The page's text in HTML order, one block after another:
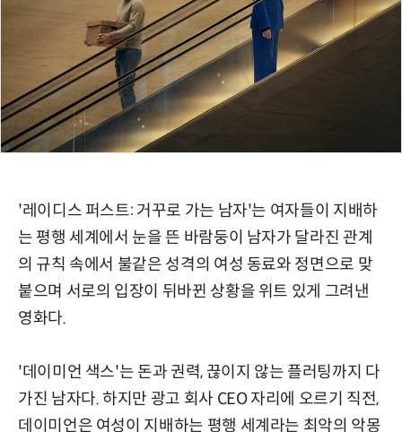
'레이디스 퍼스트: 거꾸로 가는 남자'는 여자들이 지배하
는 평행 세계에서 눈을 뜬 바람둥이 남자가 달라진 관계
의 규칙 속에서 불같은 성격의 여성 동료와 정면으로 맞
붙으며 서로의 입장이 뒤바뀐 상황을 위트 있게 그려낸
영화다.
'데이미언 색스'는 돈과 권력, 끊이지 않는 플러팅까지 다
가진 남자다. 하지만 광고 회사 CEO 자리에 오르기 직전,
데이미언은 여성이 지배하는 평행 세계라는 최악의 악몽